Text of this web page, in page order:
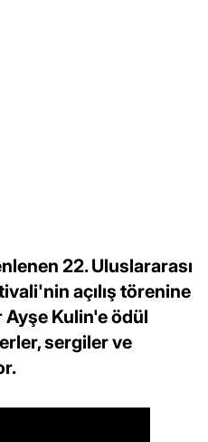
22. Uluslararası
açılış törenine
Ayşe Kulin'e ödül
sergiler ve